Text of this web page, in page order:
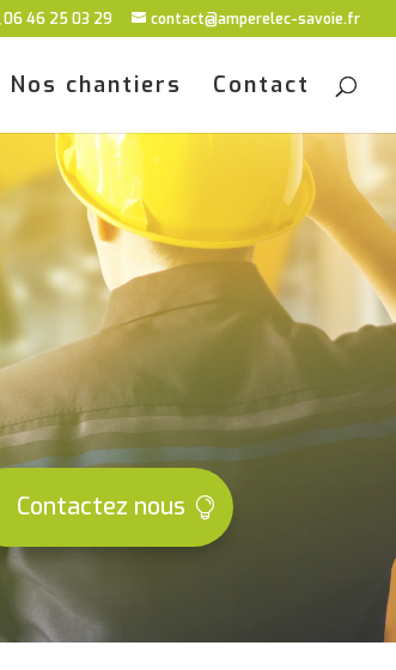
06 46 25 03 29 contact@amperelec-savoie.fr
Nos chantiers Contact
Contactez nous